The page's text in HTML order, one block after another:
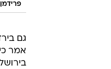
גם
אמר